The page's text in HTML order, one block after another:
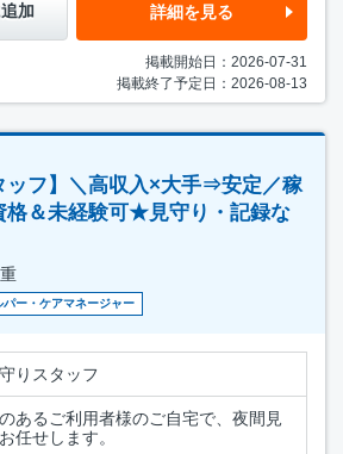
加 詳細を見る
掲載開始日：2026-07-31
掲載終了予定日：2026-08-13
ッフ】＼高収入×大手⇒安定／稼
＆未経験可★見守り・記録な
パー・ケアマネージャー
りスタッフ
あるご利用者様のご自宅で、夜間見
任せします。